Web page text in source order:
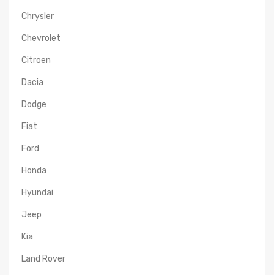
Chrysler
Chevrolet
Citroen
Dacia
Dodge
Fiat
Ford
Honda
Hyundai
Jeep
Kia
Land Rover